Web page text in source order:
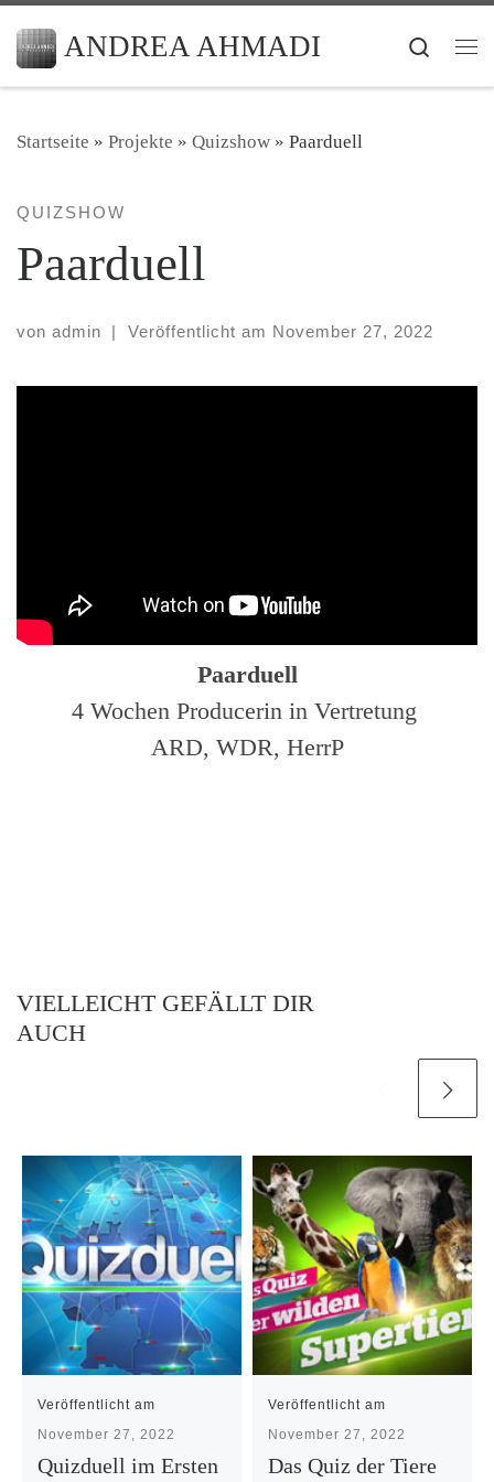
Zum Inhalt springen
ANDREA AHMADI
Search
Startseite » Projekte » Quizshow » Paarduell
QUIZSHOW
Paarduell
von admin | Veröffentlicht am November 27, 2022
Paarduell
4 Wochen Producerin in Vertretung
ARD, WDR, HerrP
VIELLEICHT GEFÄLLT DIR
AUCH
Veröffentlicht am
November 27, 2022
Quizduell im Ersten
Veröffentlicht am
November 27, 2022
Das Quiz der Tiere